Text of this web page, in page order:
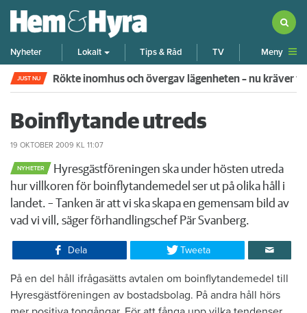
Nyheter Lokalt Tips & Råd TV Meny
JUST NU Rökte inomhus och övergav lägenheten – nu kräver
Boinflytande utreds
19 OKTOBER 2009 KL 11:07
NYHETER
Hyresgästföreningen ska under hösten utreda
hur villkoren för boinflytandemedel ser ut på olika håll i
landet. – Tanken är att vi ska skapa en gemensam bild av
vad vi vill, säger förhandlingschef Pär Svanberg.​
Dela Tweeta
​På en del håll ifrågasätts avtalen om boinflytandemedel till
Hyresgästföreningen av bostadsbolag. På andra håll hörs